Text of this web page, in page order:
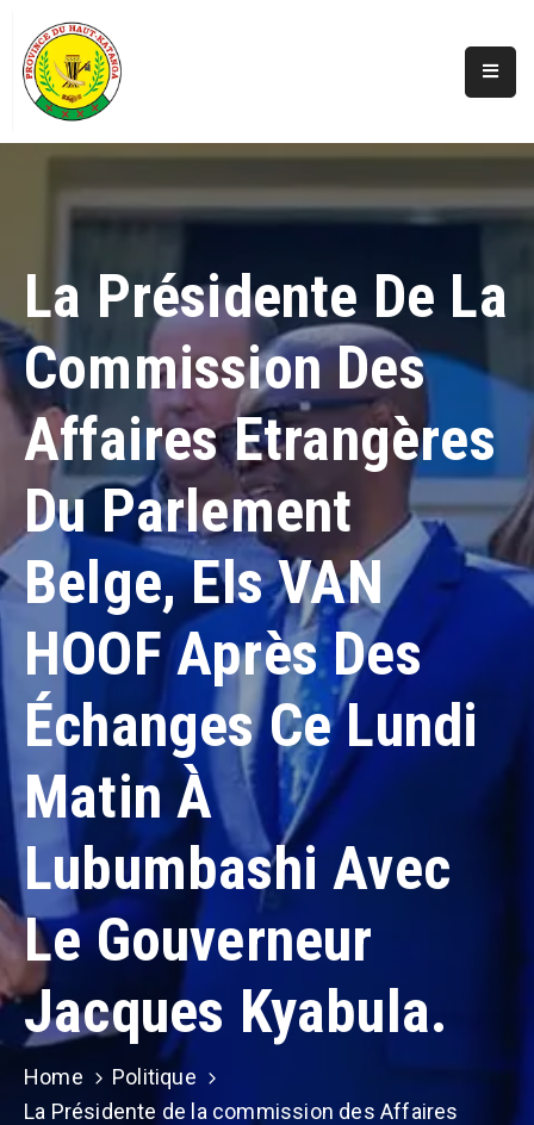
Accueil
Actualités
Secteurs
Infos
Covid
Perspectives
Galerie
Contacts
La Présidente De La
Commission Des
Affaires Etrangères
Du Parlement
Belge, Els VAN
HOOF Après Des
Échanges Ce Lundi
Matin À
Lubumbashi Avec
Le Gouverneur
Jacques Kyabula.
Home
Politique
La Présidente de la commission des Affaires